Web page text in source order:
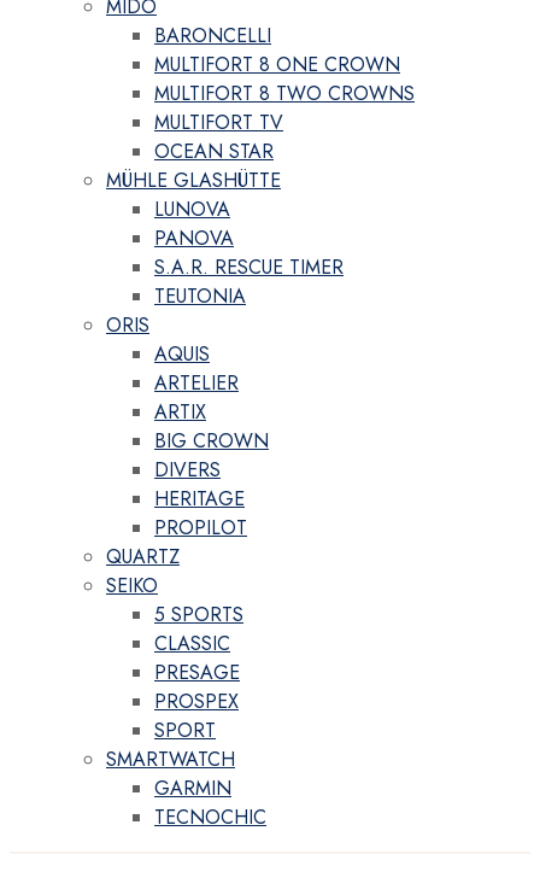
MIDO
BARONCELLI
MULTIFORT 8 ONE CROWN
MULTIFORT 8 TWO CROWNS
MULTIFORT TV
OCEAN STAR
MÜHLE GLASHÜTTE
LUNOVA
PANOVA
S.A.R. RESCUE TIMER
TEUTONIA
ORIS
AQUIS
ARTELIER
ARTIX
BIG CROWN
DIVERS
HERITAGE
PROPILOT
QUARTZ
SEIKO
5 SPORTS
CLASSIC
PRESAGE
PROSPEX
SPORT
SMARTWATCH
GARMIN
TECNOCHIC